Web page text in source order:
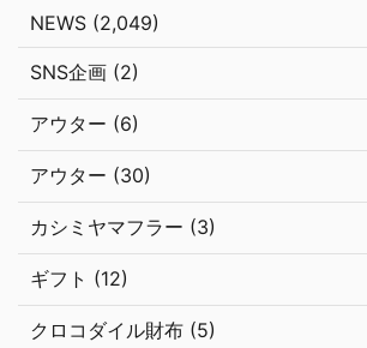
NEWS (2,049)
SNS企画 (2)
アウター (6)
アウター (30)
カシミヤマフラー (3)
ギフト (12)
クロコダイル財布 (5)